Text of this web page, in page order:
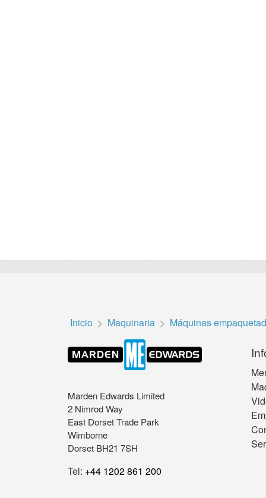
Inicio Maquinaria Máquinas
Marden Edwards Limited
2 Nimrod Way
East Dorset Trade Park
Wimborne
Dorset BH21 7SH
Tel: +44 1202 861 200